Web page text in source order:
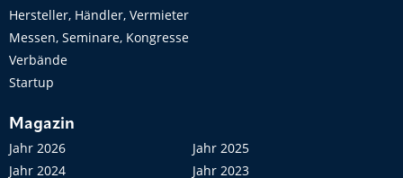
Hersteller, Händler, Vermieter
Messen, Seminare, Kongresse
Verbände
Startup
Magazin
Jahr 2026
Jahr 2025
Jahr 2024
Jahr 2023